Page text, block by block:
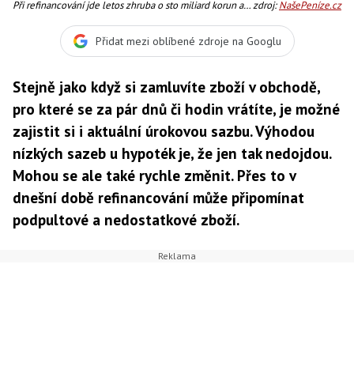
Při refinancování jde letos zhruba o sto miliard korun a
zdroj:NašePeníze.cz
Přidat mezi oblíbené zdroje na Googlu
Stejně jako když si zamluvíte zboží v obchodě,
pro které se za pár dnů či hodin vrátíte, je možné
zajistit si i aktuální úrokovou sazbu. Výhodou
nízkých sazeb u hypoték je, že jen tak nedojdou.
Mohou se ale také rychle změnit. Přes to v
dnešní době refinancování může připomínat
podpultové a nedostatkové zboží.